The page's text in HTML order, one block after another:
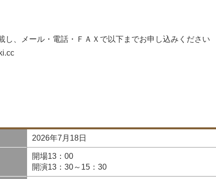
し、メール・電話・ＦＡＸで以下までお申し込みください
2026年7月18日
開場13：00
開演13：30～15：30